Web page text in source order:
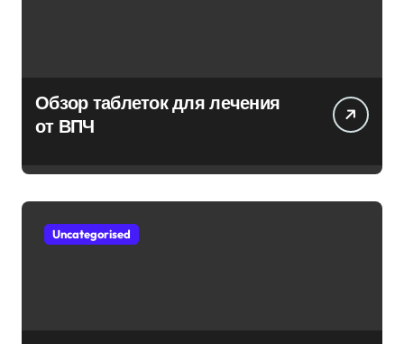
Обзор таблеток для лечения
от ВПЧ
Uncategorised